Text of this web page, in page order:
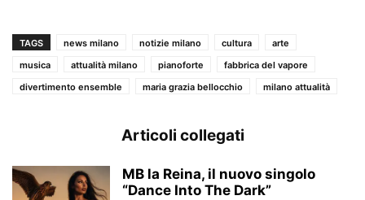
TAGS news milano notizie milano cultura
arte
musica
attualità milano pianoforte
fabbrica del vapore
divertimento ensemble
maria grazia bellocchio milano attualità
Articoli collegati
MB la Reina, il nuovo singolo
“Dance Into The Dark”